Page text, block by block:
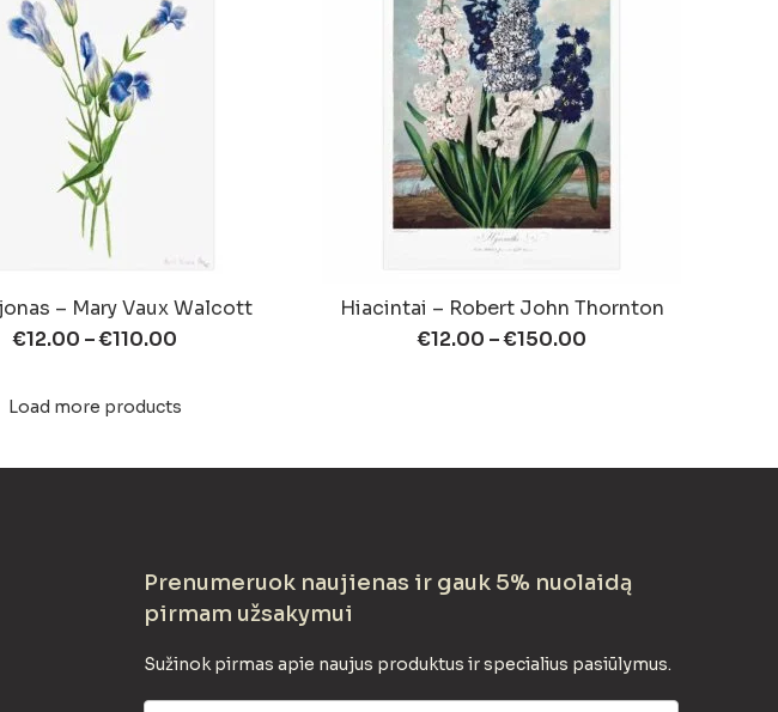
– Mary Vaux Walcott
€12.00 –€110.00
Hiacintai – Robert John Thornton
€12.00 –€150.00
Load more products
Prenumeruok naujienas ir gauk 5% nuolaidą
pirmam užsakymui
Sužinok pirmas apie naujus produktus ir specialius pasiūlymus.